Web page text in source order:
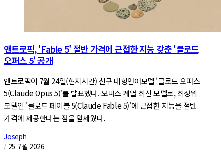
앤트로픽, 'Fable 5' 절반 가격에 근접한 지능 갖춘 '클로드
오퍼스 5' 공개
앤트로픽이 7월 24일(현지시간) 신규 대형언어모델 '클로드 오퍼스
5(Claude Opus 5)'를 발표했다. 오퍼스 계열 최신 모델로, 최상위
모델인 '클로드 페이블 5(Claude Fable 5)'에 근접한 지능을 절반
가격에 제공한다는 점을 앞세웠다.
Joseph
/ 25 7월 2026